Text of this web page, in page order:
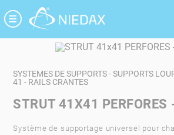
SYSTEMES DE SUPPORTS - SUPPORTS
41 - RAILS CRANTES
STRUT 41X41 PERFORES
Système de supportage universel pour
Panneau de gestion des cookies